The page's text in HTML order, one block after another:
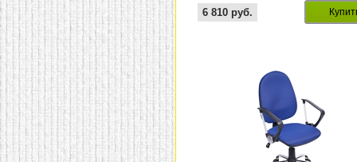
6 810 руб.